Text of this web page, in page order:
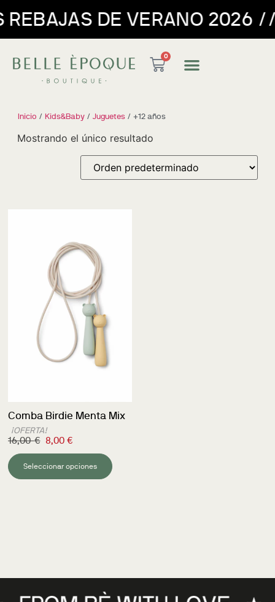
DE VERANO 2026 //
0
Inicio / Kids&Baby / Juguetes / +12 años
Mostrando el único resultado
¡OFERTA!
Comba Birdie Menta Mix
16,00€ 8,00 €
Seleccionar opciones